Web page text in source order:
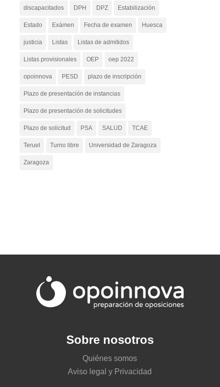
discapacitados DPH DPZ Estabilización
Estado Exámen Fecha de examen Huesca
justicia Listas Listas de admitidos
Listas provisionales OEP oep 2022
opoinnova PESD plazo de inscripción
Plazo de presentación de instancias
Plazo de presentación de solicitudes
Plazo de solicitud PSA SALUD TCAE
Teruel Turno libre Universidad de Zaragoza
Zaragoza
Sobre nosotros
Quiénes somos
Aviso legal y Privacidad